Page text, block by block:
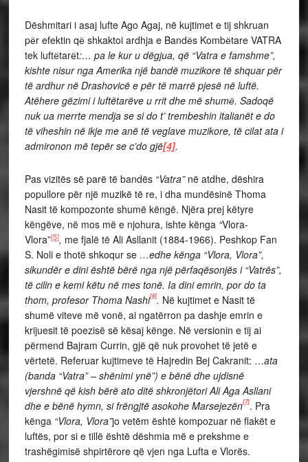
Dëshmitari i asaj lufte Ago Agaj, në kujtimet e tij shkruan
pёr efektin qё shkaktoi ardhja e Bandёs Kombёtare VATRA
tek luftёtarёt:… pa le kur u dëgjua, që “Vatra e famshme”,
kishte nisur nga Amerika një bandë muzikore të shquar për
të ardhur në Drashovicë e për të marrë pjesë në luftë.
Atëhere gëzimi i luftëtarëve u rrit dhe më shumё. Sadoqë
nuk ua merrte mendja se si do t’ trembeshin italianët e do
të viheshin në ikje me anë të veglave muzikore, të cilat ata i
admironon më tepër se c’do gjë[4].
Pas vizitës së parë të bandës “Vatra”në atdhe, dëshira
popullore për një muzikë të re, i dha mundësinë Thoma
Nasit të kompozonte shumë këngë. Njëra prej këtyre
këngëve, në mos më e njohura, ishte kënga “Vlora-
Vlora”[5], me fjalë të Ali Asllanit (1884-1966). Peshkop Fan
S. Noli e thotë shkoqur se …edhe kënga “Vlora, Vlora”,
sikundër e dini është bërë nga një përfaqësonjës i “Vatrës”,
të cilin e kemi këtu në mes tonë. Ia dini emrin, por do ta
thom, profesor Thoma Nashi[6]. Në kujtimet e Nasit të
shumë viteve më vonë, ai ngatërron pa dashje emrin e
krijuesit të poezisë së kësaj kënge. Në versionin e tij ai
përmend Bajram Currin, gjë që nuk provohet të jetë e
vërtetë. Referuar kujtimeve të Hajredin Bej Cakranit: …ata
(banda “Vatra” – shënimi ynë”) e bënë dhe ujdisnë
vjershnë që kish bërë ato ditë shkronjëtori Ali Aga Asllani
dhe e bënë hymn, si frëngjtë asokohe Marsejezën[7]. Pra
kënga “Vlora, Vlora”jo vetëm është kompozuar në flakët e
luftës, por si e tillë është dëshmia më e prekshme e
trashëgimisë shpirtërore që vjen nga Lufta e Vlorës.